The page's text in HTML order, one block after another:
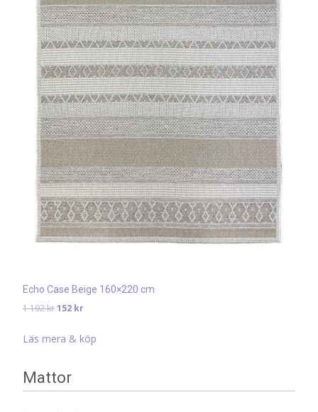
Echo Case Beige 160×220 cm
1 192krDet
priset
192 kr.
152 krDet
priset
Läs mera & köp
Mattor